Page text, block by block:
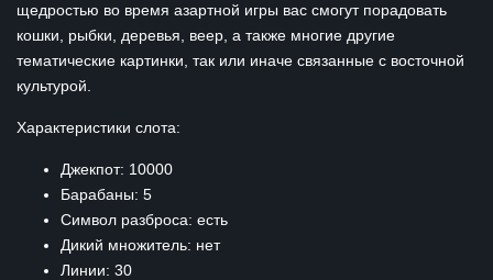
щедростью во время азартной игры вас смогут порадовать
кошки, рыбки, деревья, веер, а также многие другие
тематические картинки, так или иначе связанные с восточной
культурой.
Характеристики слота:
Джекпот: 10000
Барабаны: 5
Символ разброса: есть
Дикий множитель: нет
Линии: 30